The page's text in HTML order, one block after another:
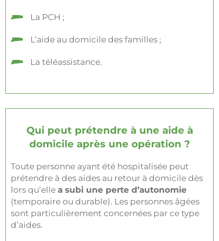
La PCH ;
L’aide au domicile des familles ;
La téléassistance.
Qui peut prétendre à une aide à
domicile après une opération ?
Toute personne ayant été hospitalisée peut
prétendre à des aides au retour à domicile dès
lors qu’ellea subi une perte d’autonomie
(temporaire ou durable). Les personnes âgées
sont particulièrement concernées par ce type
d’aides.